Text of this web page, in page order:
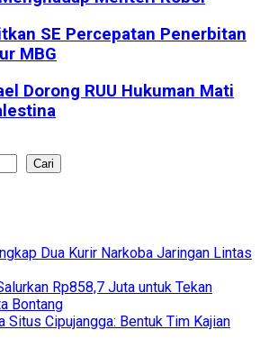
SE Percepatan Penerbitan
MBG
Dorong RUU Hukuman Mati
Cari
Dua Kurir Narkoba Jaringan Lintas
Rp858,7 Juta untuk Tekan
Bontang
Situs Cipujangga: Bentuk Tim Kajian